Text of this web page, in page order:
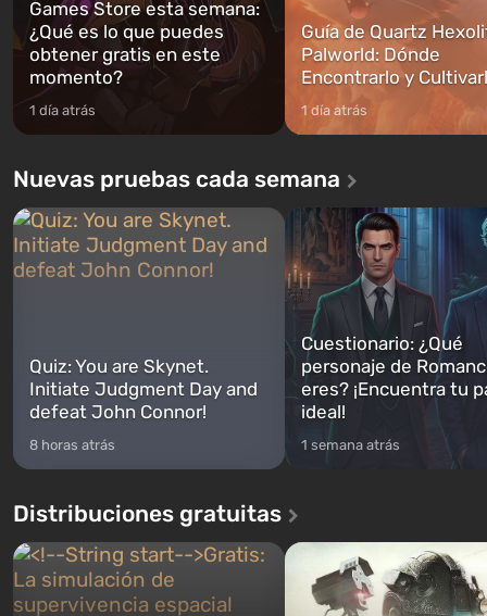
Games Store esta semana:
¿Qué es lo que puedes
obtener gratis en este
momento?
1 día atrás
Guía de Quartz
Palworld: Dónde
Encontrarlo y
1 día atrás
Nuevas pruebas cada semana
Quiz: You are Skynet.
Initiate Judgment Day and
defeat John Connor!
8 horas atrás
Cuestionario: ¿Qué
personaje de
eres? ¡Encuentra tu
ideal!
1 semana atrás
Distribuciones gratuitas